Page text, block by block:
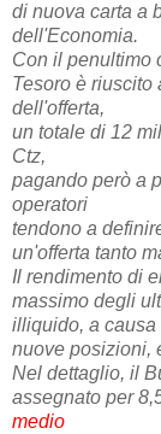
di nuova carta a
dell'Economia.
Con il penultimo
Tesoro è riuscito
dell'offerta,
un totale di 12
Ctz,
pagando però a
operatori
tendono a
un'offerta tanto
Il rendimento di
massimo degli
illiquido, a
nuove posizioni,
Nel dettaglio, il
assegnato per
medio